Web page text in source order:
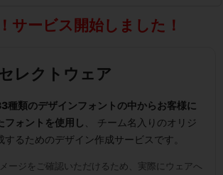
サービス開始しました！
レクトウェア
種類のデザインフォントの中からお客様に
フォントを使用し
、 チーム名入りのオリジ
るためのデザイン作成サービスです。
ージをご確認いただけるため、実際にウェアへ